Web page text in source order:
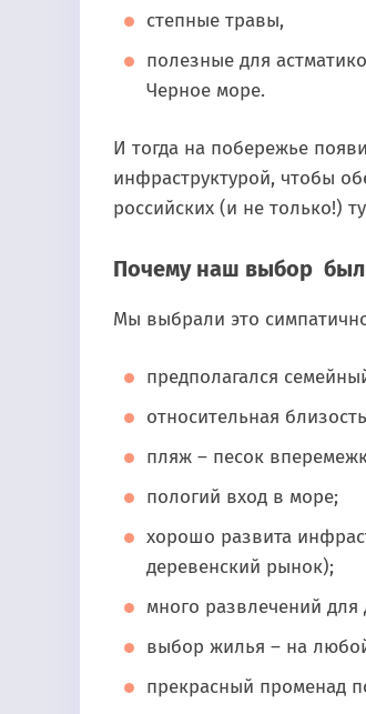
степные травы,
полезные для
Черное море.
И тогда на побережье
инфраструктурой, чтобы
российских (и не только!)
Почему наш выбор
Мы выбрали это
предполагался
относительная
пляж – песок
пологий вход в море;
хорошо развита
деревенский рынок);
много развлечений для
выбор жилья – на
прекрасный променад